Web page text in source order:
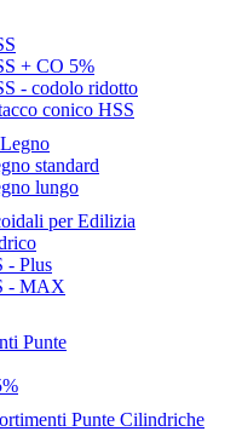
+ CO 5%
- codolo ridotto
conico HSS
standard
lungo
per Edilizia
- Plus
- MAX
Punte
Punte Cilindriche